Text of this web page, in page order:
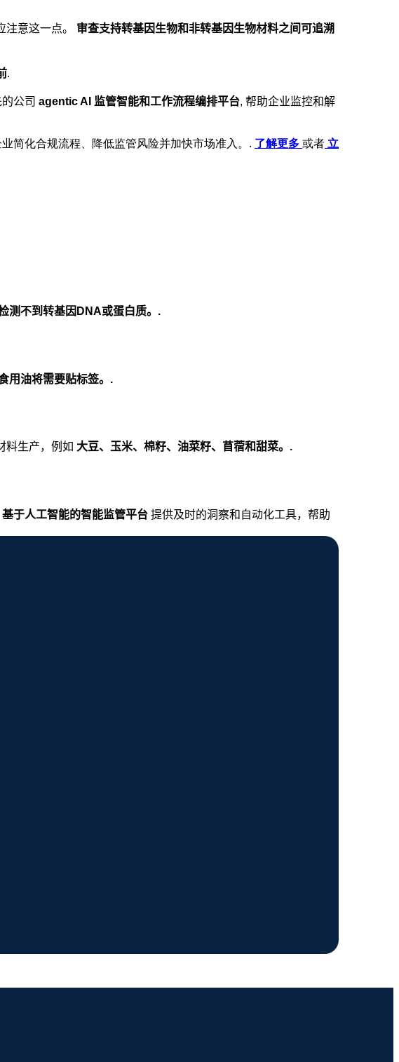
注意这一点。 审查支持转基因生物和非转基因生物材料之间可追溯
.
公司 agentic AI 监管智能和工作流程编排平台, 帮助企业监控和解
业简化合规流程、降低监管风险并加快市场准入。. 了解更多 或者 立
测不到转基因DNA或蛋白质。.
用油将需要贴标签。.
料生产，例如 大豆、玉米、棉籽、油菜籽、苜蓿和甜菜。.
基于人工智能的智能监管平台 提供及时的洞察和自动化工具，帮助